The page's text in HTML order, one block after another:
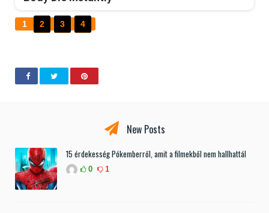
1 2 3 4
New Posts
15 érdekesség Pókemberről, amit a filmekből nem hallhattál
0 1